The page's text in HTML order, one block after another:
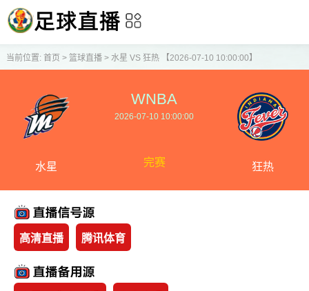
当前位置: 首页 > 篮球直播> 水星 VS 狂热 【2026-07-10 10:00:00】
水星
WNBA
2026-07-10 10:00:00
完赛 狂热
高清直播 腾讯体育